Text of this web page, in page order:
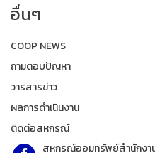
อื่นๆ
COOP NEWS
ถามตอบปัญหา
วารสารข่าว
ผลการดำเนินงาน
ติดต่อสหกรณ์
สหกรณ์ออมทรัพย์สำนักงา